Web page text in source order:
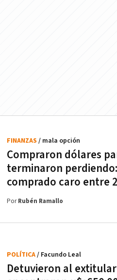
Compraron dólares
terminaron
comprado caro entre
FINANZAS / mala opción
PorRubén Ramallo
Detuvieron al
POLÍTICA/ Facundo Leal